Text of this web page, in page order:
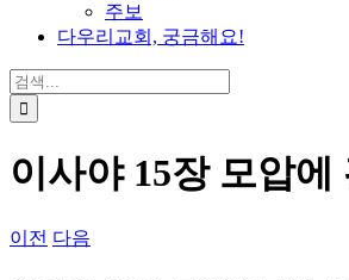
주보
다우리교회, 궁금해요!
검
색
...
이사야 15장 모압에
이전 다음